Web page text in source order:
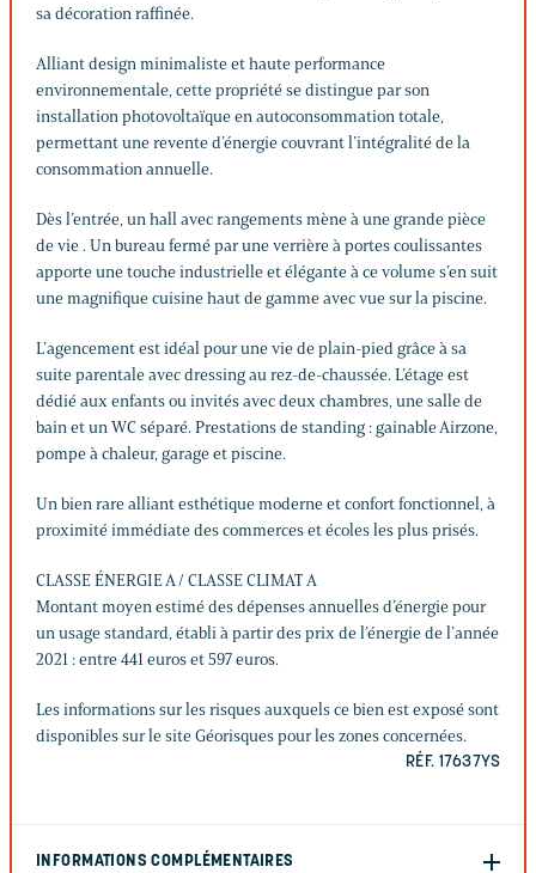
sa décoration raffinée.
Alliant design minimaliste et haute performance
environnementale, cette propriété se distingue par son
installation photovoltaïque en autoconsommation totale,
permettant une revente d’énergie couvrant l’intégralité de la
consommation annuelle.
Dès l’entrée, un hall avec rangements mène à une grande pièce
de vie . Un bureau fermé par une verrière à portes coulissantes
apporte une touche industrielle et élégante à ce volume s’en suit
une magnifique cuisine haut de gamme avec vue sur la piscine.
L’agencement est idéal pour une vie de plain-pied grâce à sa
suite parentale avec dressing au rez-de-chaussée. L’étage est
dédié aux enfants ou invités avec deux chambres, une salle de
bain et un WC séparé. Prestations de standing : gainable Airzone,
pompe à chaleur, garage et piscine.
Un bien rare alliant esthétique moderne et confort fonctionnel, à
proximité immédiate des commerces et écoles les plus prisés.
CLASSE ÉNERGIE A / CLASSE CLIMAT A
Montant moyen estimé des dépenses annuelles d’énergie pour
un usage standard, établi à partir des prix de l’énergie de l’année
2021 : entre 441 euros et 597 euros.
Les informations sur les risques auxquels ce bien est exposé sont
disponibles sur le site Géorisques pour les zones concernées.
RÉF. 17637YS
INFORMATIONS COMPLÉMENTAIRES